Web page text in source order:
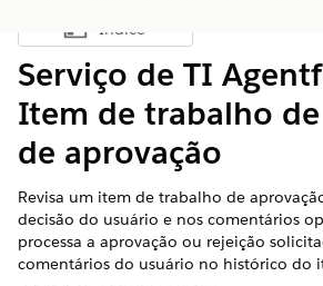
Mostrar índice
Índice
Serviço de TI
Item de trabalho
de aprovação
Revisa um item de trabalho de
decisão do usuário e nos comentários
processa a aprovação ou rejeição
comentários do usuário no histórico do